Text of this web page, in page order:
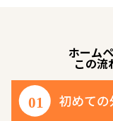
ホーム
この流